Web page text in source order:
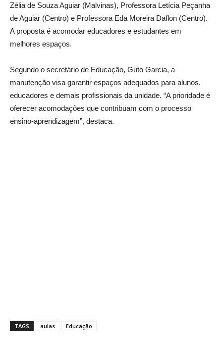
Zélia de Souza Aguiar (Malvinas), Professora Letícia Peçanha
de Aguiar (Centro) e Professora Eda Moreira Daflon (Centro).
A proposta é acomodar educadores e estudantes em
melhores espaços.
Segundo o secretário de Educação, Guto Garcia, a
manutenção visa garantir espaços adequados para alunos,
educadores e demais profissionais da unidade. “A prioridade é
oferecer acomodações que contribuam com o processo
ensino-aprendizagem”, destaca.
TAGS aulas Educação